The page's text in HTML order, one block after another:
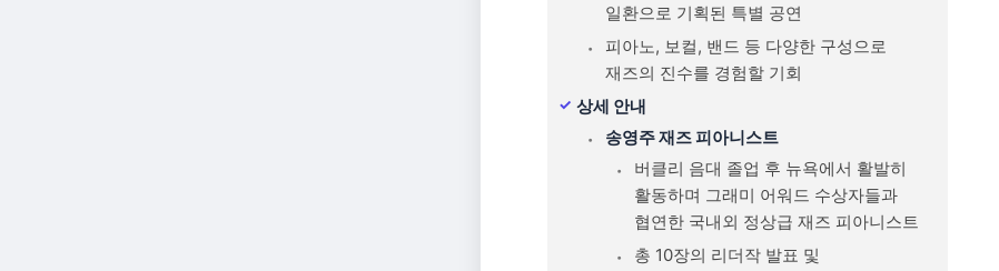
일환으로 기획된 특별 공연
피아노, 보컬, 밴드 등 다양한 구성으로
재즈의 진수를 경험할 기회
상세 안내
송영주 재즈 피아니스트
버클리 음대 졸업 후 뉴욕에서 활발히
활동하며 그래미 어워드 수상자들과
협연한 국내외 정상급 재즈 피아니스트
총 10장의 리더작 발표 및